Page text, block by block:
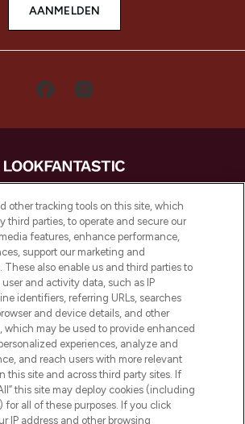
AANMELDEN
is de ultieme online
van Europa, met de
haarproducten en
van meer dan 200 topmerken.
of via de app, met gratis
verzending vanaf €40.
Cookie-toestemming
Sell or Share My Personal
Information
& INFORMATIE
other tracking tools on this site, which
third parties, to operate and secure our
features, enhance performance,
support our marketing and
also enable us and third parties to
and activity data, such as IP
identifiers, referring URLs, searches
and device details, and other
which may be used to provide enhanced
experiences, analyze and
and reach users with more relevant
this site and across third party sites. If
this site may deploy cookies (including
for all of these purposes. If you click
IP address and other browsing